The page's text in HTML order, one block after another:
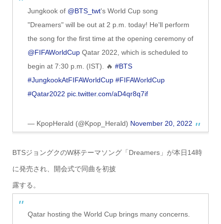
Jungkook of @BTS_twt's World Cup song
"Dreamers" will be out at 2 p.m. today! He'll perform
the song for the first time at the opening ceremony of
@FIFAWorldCupQatar 2022, which is scheduled to
begin at 7:30 p.m. (IST). 🔥 #BTS
#JungkookAtFIFAWorldCup #FIFAWorldCup
#Qatar2022 pic.twitter.com/aD4qr8q7if
— KpopHerald (@Kpop_Herald) November 20, 2022
BTSジョングクのW杯テーマソング「Dreamers」が本日14時
に発売され、開会式で同曲を初披
露する。
Qatar hosting the World Cup brings many concerns.